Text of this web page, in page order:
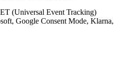
(Universal Event Tracking)
Google Consent Mode, Klarna,